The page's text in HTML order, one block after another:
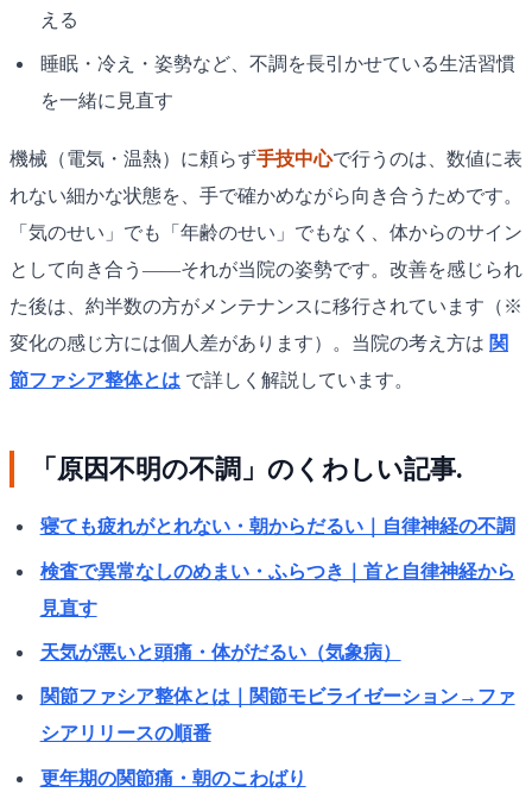
える
睡眠・冷え・姿勢など、不調を長引かせている生活習慣
を一緒に見直す
機械（電気・温熱）に頼らず手技中心で行うのは、数値に表
れない細かな状態を、手で確かめながら向き合うためです。
「気のせい」でも「年齢のせい」でもなく、体からのサイン
として向き合う——それが当院の姿勢です。改善を感じられ
た後は、約半数の方がメンテナンスに移行されています（※
変化の感じ方には個人差があります）。当院の考え方は 関
節ファシア整体とは で詳しく解説しています。
「原因不明の不調」のくわしい記事.
寝ても疲れがとれない・朝からだるい｜自律神経の不調
検査で異常なしのめまい・ふらつき｜首と自律神経から
見直す
天気が悪いと頭痛・体がだるい（気象病）
関節ファシア整体とは｜関節モビライゼーション→ファ
シアリリースの順番
更年期の関節痛・朝のこわばり